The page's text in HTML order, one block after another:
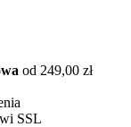
od 249,00 zł
SSL